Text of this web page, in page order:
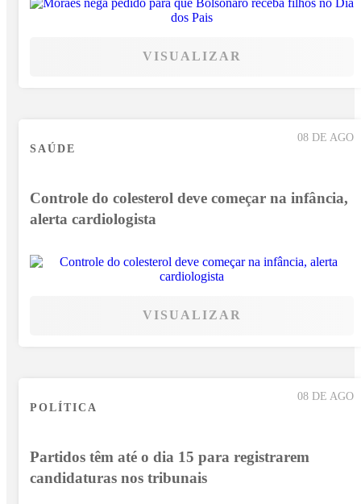
VISUALIZAR
08 DE AGO
SAÚDE
Controle do colesterol deve começar na infância,
alerta cardiologista
VISUALIZAR
08 DE AGO
POLÍTICA
Partidos têm até o dia 15 para registrarem
candidaturas nos tribunais